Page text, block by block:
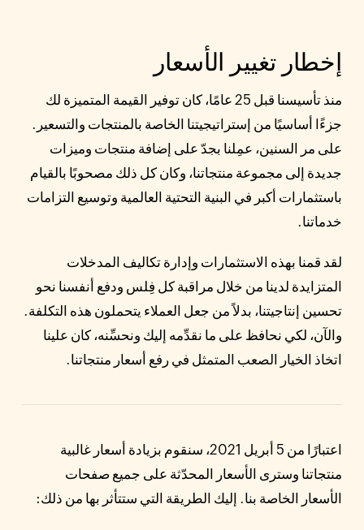
إخطار تغيير الأسعار
منذ تأسيسنا قبل 25 عامًا، كان توفير القيمة المتميزة لك
جزءًا أساسيًا من إستراتيجيتنا الخاصة بالمنتجات والتسعير.
على مر السنين، عمِلنا بجدّ على إضافة منتجات وميزات
جديدة إلى مجموعة منتجاتنا، وكان كل ذلك مصحوبًا بالقيام
باستثمارات أكبر في البنية التحتية العالمية وتوسيع التزامات
خدماتنا.
لقد قمنا بهذه الاستثمارات وإدارة تكاليف المدخلات
المتزايدة لدينا من خلال مراقبة كل فِلس ودفع أنفسنا نحو
تحسين إنتاجيتنا، بدلاً من جعل العملاء يتحملون هذه التكلفة.
والآن، لكي نحافظ على ما نقدِّمه إليك ونحسِّنه، كان علينا
اتخاذ الخيار الصعب المتمثل في رفع أسعار منتجاتنا.
اعتبارًا من 5 أبريل 2021، سنقوم بزيادة أسعار غالبية
منتجاتنا وسترى الأسعار المحدّثة على جميع صفحات
الأسعار الخاصة بنا. إليك الطريقة التي ستتأثر بها من ذلك: